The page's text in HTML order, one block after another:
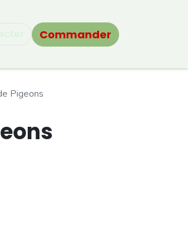
Commander
Pigeons